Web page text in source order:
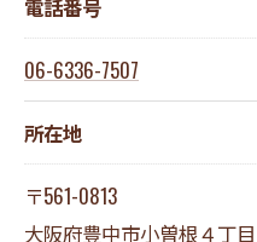
電話番号
06-6336-7507
所在地
〒561-0813
大阪府豊中市小曽根４丁